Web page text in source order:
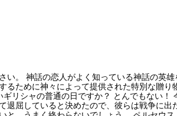
い。 神話の恋人がよく知っている神話の英
ために神々によって提供された特別な贈り
リシャの普通の日ですか？ とんでもない！
屈していると決めたので、彼らは戦争に出